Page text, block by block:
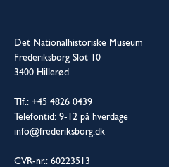
Det Nationalhistoriske Museum
Frederiksborg Slot 10
3400 Hillerød
Tlf.: +45 4826 0439
Telefontid: 9-12 på hverdage
info@frederiksborg.dk
CVR-nr.: 60223513